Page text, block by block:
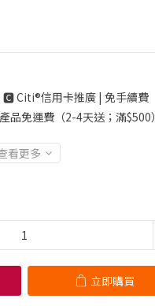
🅲 Citi®信用卡推廣 | 免手續費
品免運費（2-4天送；滿$500）
看更多
立即購買